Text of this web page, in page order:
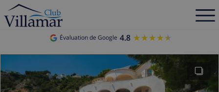
Évaluation de Google 4.8 ★★★★★
★★★★★